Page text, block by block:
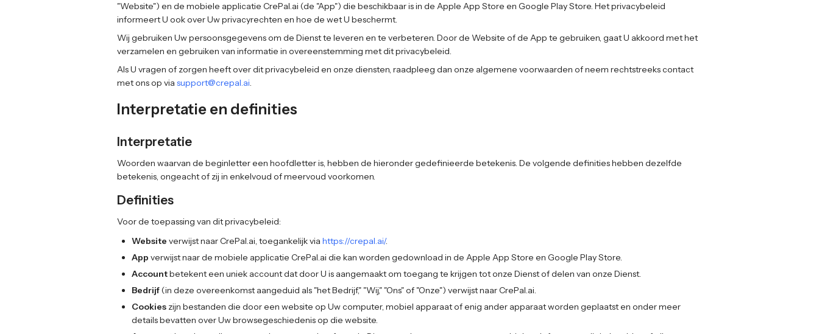
"Website") en de mobiele applicatie CrePal.ai (de "App") die beschikbaar is in de Apple App Store en Google Play Store. Het privacybeleid
informeert U ook over Uw privacyrechten en hoe de wet U beschermt.
Wij gebruiken Uw persoonsgegevens om de Dienst te leveren en te verbeteren. Door de Website of de App te gebruiken, gaat U akkoord met het
verzamelen en gebruiken van informatie in overeenstemming met dit privacybeleid.
Als U vragen of zorgen heeft over dit privacybeleid en onze diensten, raadpleeg dan onze algemene voorwaarden of neem rechtstreeks contact
met ons op via support@crepal.ai.
Interpretatie en definities
Interpretatie
Woorden waarvan de beginletter een hoofdletter is, hebben de hieronder gedefinieerde betekenis. De volgende definities hebben dezelfde
betekenis, ongeacht of zij in enkelvoud of meervoud voorkomen.
Definities
Voor de toepassing van dit privacybeleid:
Website verwijst naar CrePal.ai, toegankelijk via https://crepal.ai/.
App verwijst naar de mobiele applicatie CrePal.ai die kan worden gedownload in de Apple App Store en Google Play Store.
Accountbetekent een uniek account dat door U is aangemaakt om toegang te krijgen tot onze Dienst of delen van onze Dienst.
Bedrijf(in deze overeenkomst aangeduid als "het Bedrijf," "Wij," "Ons" of "Onze") verwijst naar CrePal.ai.
Cookies zijn bestanden die door een website op Uw computer, mobiel apparaat of enig ander apparaat worden geplaatst en onder meer
details bevatten over Uw browsegeschiedenis op die website.